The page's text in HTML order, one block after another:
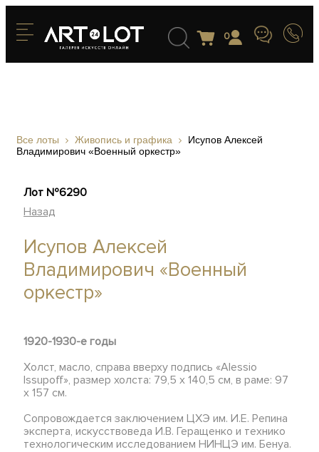
0
Все лоты Живопись и графика
Исупов Алексей
Владимирович «Военный оркестр»
Лот №6290
Назад
Исупов Алексей
Владимирович «Военный
оркестр»
1920-1930-е годы
Холст, масло, справа вверху подпись «Alessio
Issupoff», размер холста: 79,5 х 140,5 см, в раме: 97
х 157 см.
Сопровождается заключением ЦХЭ им. И.Е. Репина
эксперта, искусствоведа И.В. Геращенко и технико
технологическим исследованием НИНЦЭ им. Бенуа.